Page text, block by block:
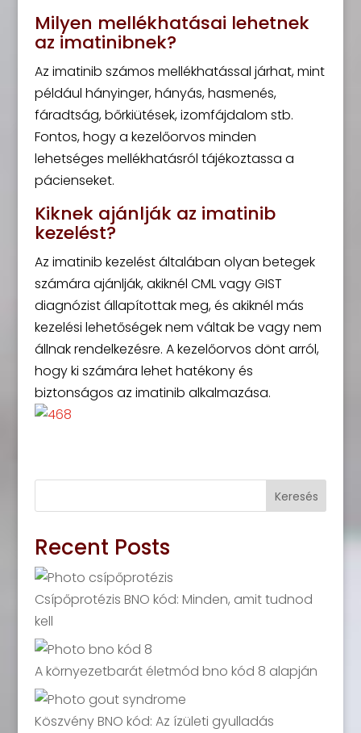
Milyen mellékhatásai lehetnek
az imatinibnek?
Az imatinib számos mellékhatással járhat, mint
például hányinger, hányás, hasmenés,
fáradtság, bőrkiütések, izomfájdalom stb.
Fontos, hogy a kezelőorvos minden
lehetséges mellékhatásról tájékoztassa a
pácienseket.
Kiknek ajánlják az imatinib
kezelést?
Az imatinib kezelést általában olyan betegek
számára ajánlják, akiknél CML vagy GIST
diagnózist állapítottak meg, és akiknél más
kezelési lehetőségek nem váltak be vagy nem
állnak rendelkezésre. A kezelőorvos dönt arról,
hogy ki számára lehet hatékony és
biztonságos az imatinib alkalmazása.
Keresés
Recent Posts
Csípőprotézis BNO kód: Minden, amit tudnod
kell
A környezetbarát életmód bno kód 8 alapján
Köszvény BNO kód: Az ízületi gyulladás